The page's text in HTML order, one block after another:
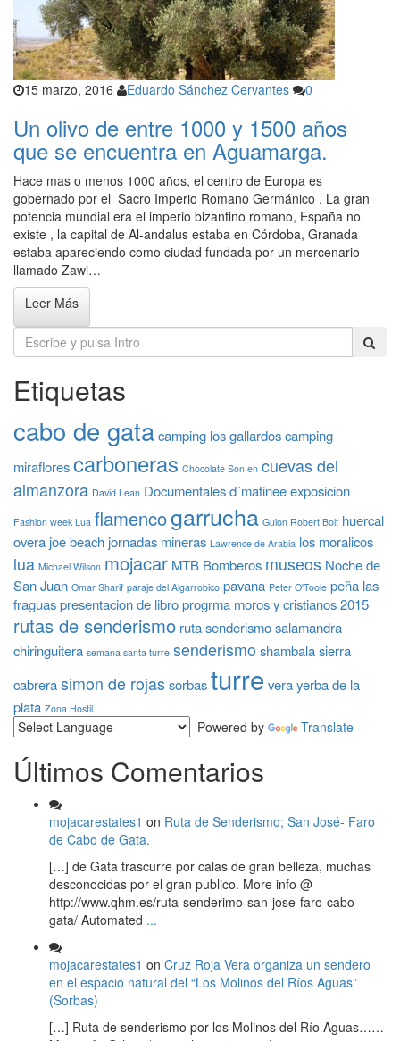
15 marzo, 2016 Eduardo Sánchez Cervantes 0
Un olivo de entre 1000 y 1500 años
que se encuentra en Aguamarga.
Hace mas o menos 1000 años, el centro de Europa es
gobernado por el Sacro Imperio Romano Germánico . La gran
potencia mundial era el imperio bizantino romano, España no
existe , la capital de Al-andalus estaba en Córdoba, Granada
estaba apareciendo como ciudad fundada por un mercenario
llamado Zawi…
Leer Más
Etiquetas
cabo de gatacamping los gallardoscamping
miraflorescarboneras Chocolate Son en cuevas del
almanzora David Lean Documentalesd´matineeexposicion
Fashion week Lua flamencogarrucha Guion Robert Bolt huercal
overa joe beach jornadas mineras Lawrence de Arabia los moralicos
lua Michael Wilson mojacar MTB Bomberos museos Noche de
San Juan Omar Sharif paraje del Algarrobico pavana Peter O'Toole peña las
fraguaspresentacion de libroprogrma moros y cristianos 2015
rutas de senderismo ruta senderismosalamandra
chiringuitera semana santa turre senderismo shambalasierra
cabrerasimon de rojas sorbasturre verayerba de la
plata Zona Hostil.
Powered by Translate
Últimos Comentarios
mojacarestates1 on Ruta de Senderismo; San José- Faro
de Cabo de Gata.
[…] de Gata trascurre por calas de gran belleza, muchas
desconocidas por el gran publico. More info @
http://www.qhm.es/ruta-senderimo-san-jose-faro-cabo-
gata/ Automated ...
mojacarestates1 on Cruz Roja Vera organiza un sendero
en el espacio natural del “Los Molinos del Ríos Aguas”
(Sorbas)
[…] Ruta de senderismo por los Molinos del Río Aguas……